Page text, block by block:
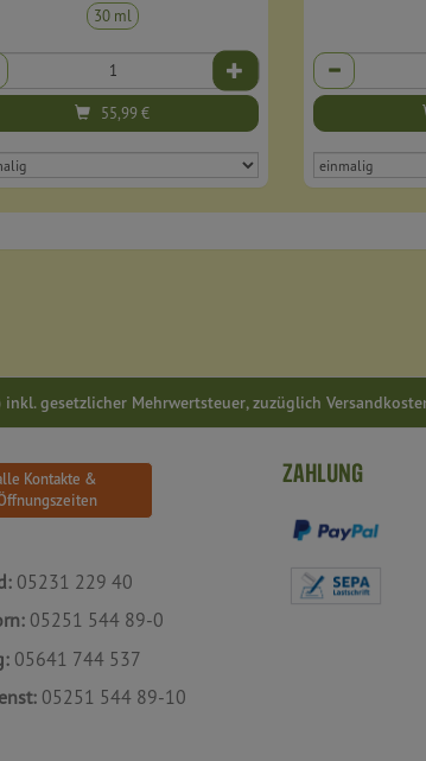
30 ml
55,99€
Anzahl
inkl. gesetzlicher Mehrwertsteuer, zuzüglich
Kontakte &
05231 229 40
05251 544 89-0
05641 744 537
05251 544 89-10
ZAHLUNG